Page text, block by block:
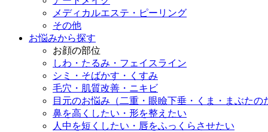
メディカルエステ・ピーリング
その他
お悩みから探す
お顔の部位
しわ・たるみ・フェイスライン
シミ・そばかす・くすみ
毛穴・肌質改善・ニキビ
目元のお悩み（二重・眼瞼下垂・くま・まぶたの
鼻を高くしたい・形を整えたい
人中を短くしたい・唇をふっくらさせたい